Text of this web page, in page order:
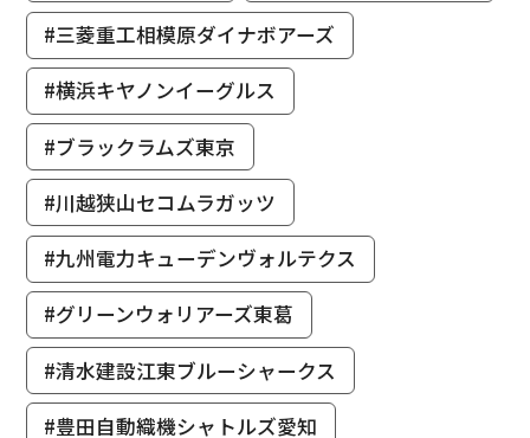
#三菱重工相模原ダイナボアーズ
#横浜キヤノンイーグルス
#ブラックラムズ東京
#川越狭山セコムラガッツ
#九州電力キューデンヴォルテクス
#グリーンウォリアーズ東葛
#清水建設江東ブルーシャークス
#豊田自動織機シャトルズ愛知